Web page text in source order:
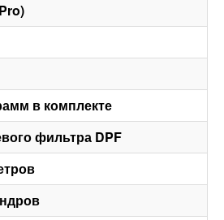
в комплекте
фильтра DPF